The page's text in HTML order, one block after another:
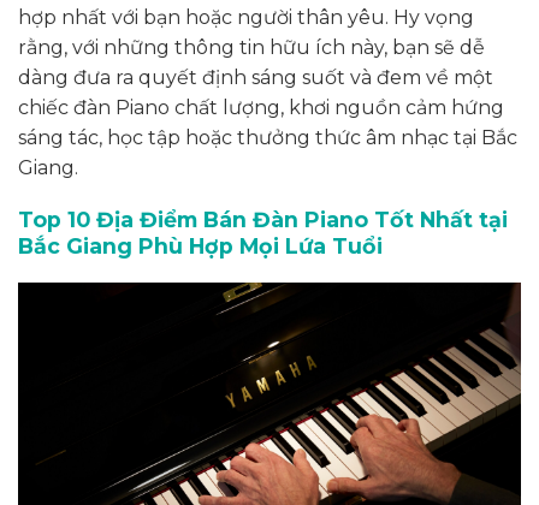
hợp nhất với bạn hoặc người thân yêu. Hy vọng
rằng, với những thông tin hữu ích này, bạn sẽ dễ
dàng đưa ra quyết định sáng suốt và đem về một
chiếc đàn Piano chất lượng, khơi nguồn cảm hứng
sáng tác, học tập hoặc thưởng thức âm nhạc tại Bắc
Giang.
Top 10 Địa Điểm Bán Đàn Piano Tốt Nhất tại
Bắc Giang Phù Hợp Mọi Lứa Tuổi